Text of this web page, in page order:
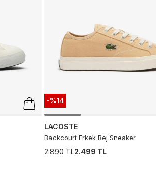
-%14
LACOSTE
Backcourt Erkek Bej Sneaker
2.890 TL2.499 TL